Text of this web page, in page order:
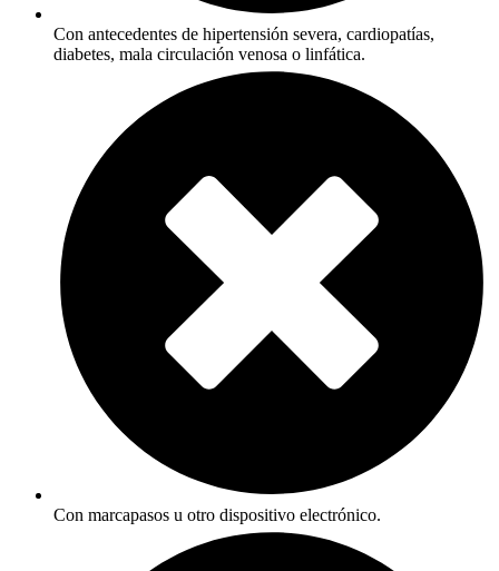
Con antecedentes de hipertensión severa, cardiopatías,
diabetes, mala circulación venosa o linfática.
Con marcapasos u otro dispositivo electrónico.